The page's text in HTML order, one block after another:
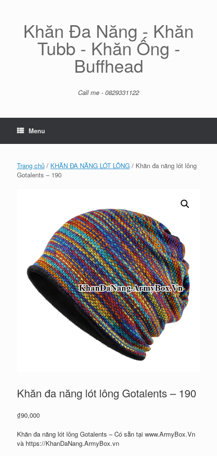
Khăn Đa Năng - Khăn
Tubb - Khăn Ống -
Buffhead
Call me - 0829331122
Menu
Trang chủ / KHĂN ĐA NĂNG LÓT LÔNG / Khăn đa năng lót lông
Gotalents – 190
Khăn đa năng lót lông Gotalents – 190
₫90,000
Khăn đa năng lót lông Gotalents – Có sẵn tại www.ArmyBox.Vn
và https://KhanDaNang.ArmyBox.vn